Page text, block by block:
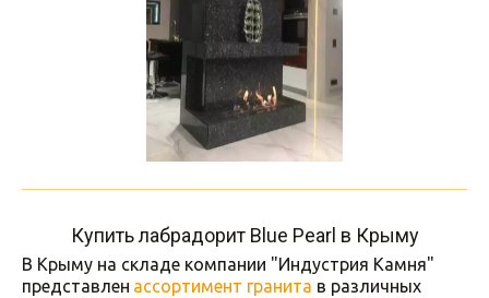
Купить лабрадорит Blue Pearl в Крыму
В Крыму на складе компании "Индустрия Камня"
представлен ассортимент гранита в различных